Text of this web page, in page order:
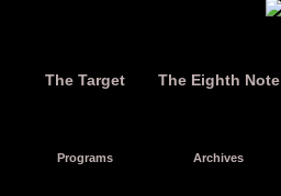
The Target The Eighth Note
Programs Archives